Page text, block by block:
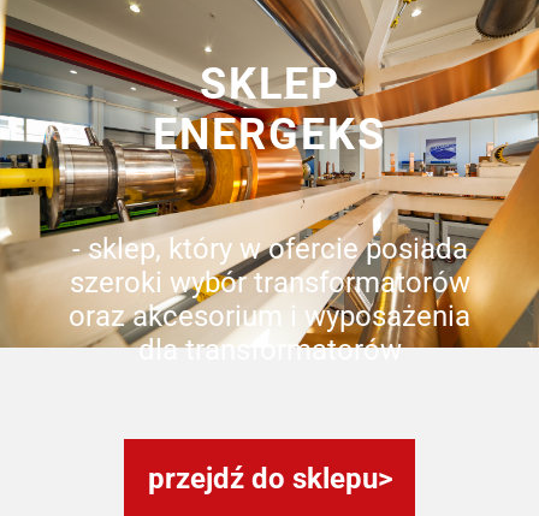
SKLEP
ENERGEKS
- sklep, który w ofercie posiada
szeroki wybór transformatorów
oraz akcesorium i wyposażenia
dla transformatorów
przejdź do sklepu